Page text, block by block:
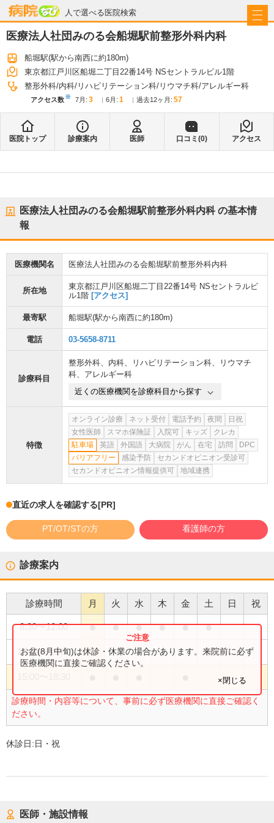
人で選べる医院検索
病院なび
医療法人社団みのる会船堀駅前整形外科内科
船堀駅(駅から南西に約180m)
東京都江戸川区船堀二丁目22番14号 NSセントラルビル1階
整形外科 内科 リハビリテーション科 リウマチ科 アレルギー科
アクセス数※ 7月 : 3 6月 : 1 過去12ヶ月: 57
医院トップ 診療案内 医師 口コミ(0) アクセス
医療法人社団みのる会船堀駅前整形外科内科の基本情
報
医療機関名 医療法人社団みのる会船堀駅前整形外科内科
所在地
東京都江戸川区船堀二丁目22番14号 NSセントラルビ
ル1階 [アクセス]
最寄駅 船堀駅(駅から南西に約180m)
電話 03-5658-8711
診療科目
整形外科、 内科、 リハビリテーション科、
リウマチ
科、 アレルギー科
近くの医療機関を診療科目から探す
特徴
オンライン診療 ネット受付 電話予約 夜間
日祝
女性医師
スマホ保険証 入院可 キッズ
クレカ
駐車場
英語 外国語 大病院 がん 在宅 訪問
DPC
バリアフリー
感染予防
セカンドオピニオン受診可
セカンドオピニオン情報提供可
地域連携
直近の求人を確認する[PR]
PT/OT/STの方 看護師の方
診療案内
診療時間 月 火 水 木 金 土 日 祝
8:30〜12:00 ● ● ● ● ● ●
15:00〜18:00 ●
診療時間・内容等について、事前に必ず医療機関に直接ご確認く
ださい。
お盆(8月中旬)は休診・休業の場合があります。来院前に必ず
医療機関に直接ご確認ください。
×閉じる
休診日:日・祝
医師・施設情報